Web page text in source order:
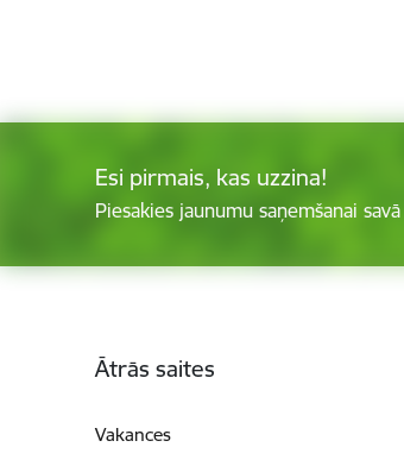
Esi pirmais, kas uzzina!
Piesakies jaunumu saņemšanai
Ātrās saites
Vakances